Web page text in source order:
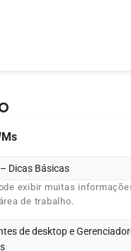
Dicas Básicas
exibir muitas
de trabalho.
de desktop e